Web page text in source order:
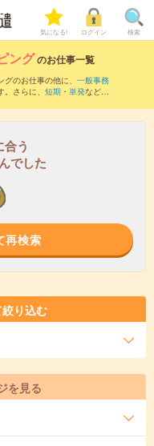
気になる! ログイン 検索
ングのお仕事一覧
のお仕事の他に、 一般事務
さらに、 短期 ・ 単発などの
う
でした
再検索
り込む
を見る